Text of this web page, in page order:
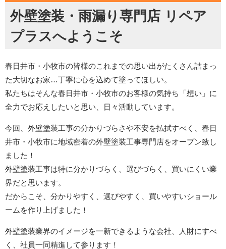
外壁塗装・雨漏り専門店 リペア
プラスへようこそ
春日井市・小牧市の皆様のこれまでの思い出がたくさん詰まっ
た大切なお家…丁寧に心を込めて塗ってほしい。
私たちはそんな春日井市・小牧市のお客様の気持ち「想い」に
全力でお応えしたいと思い、日々活動しています。
今回、外壁塗装工事の分かりづらさや不安を払拭すべく、春日
井市・小牧市に地域密着の外壁塗装工事専門店をオープン致し
ました！
外壁塗装工事は特に分かりづらく、選びづらく、買いにくい業
界だと思います。
だからこそ、分かりやすく、選びやすく、買いやすいショール
ームを作り上げました！
外壁塗装業界のイメージを一新できるような会社、人財にすべ
く、社員一同精進して参ります！